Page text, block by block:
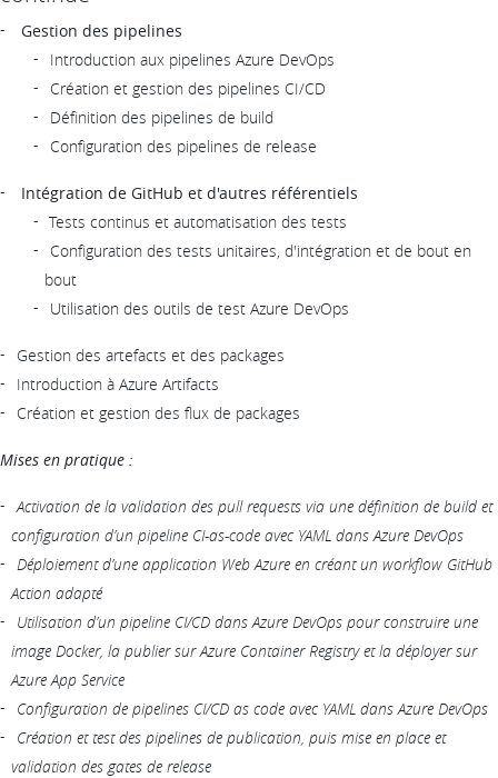
Gestion des pipelines
Introduction aux pipelines Azure DevOps
Création et gestion des pipelines CI/CD
Définition des pipelines de build
Configuration des pipelines de release
Intégration de GitHub et d'autres référentiels
Tests continus et automatisation des tests
Configuration des tests unitaires, d'intégration et de bout en
bout
Utilisation des outils de test Azure DevOps
Gestion des artefacts et des packages
Introduction à Azure Artifacts
Création et gestion des flux de packages
Mises en pratique :
Activation de la validation des pull requests via une définition de build et
configuration d’un pipeline CI-as-code avec YAML dans Azure DevOps
Déploiement d’une application Web Azure en créant un workflow GitHub
Action adapté
Utilisation d’un pipeline CI/CD dans Azure DevOps pour construire une
image Docker, la publier sur Azure Container Registry et la déployer sur
Azure App Service
Configuration de pipelines CI/CD as code avec YAML dans Azure DevOps
Création et test des pipelines de publication, puis mise en place et
validation des gates de release